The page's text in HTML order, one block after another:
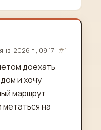
2026 г., 09:17 · #1
доехать
и хочу
маршрут
на